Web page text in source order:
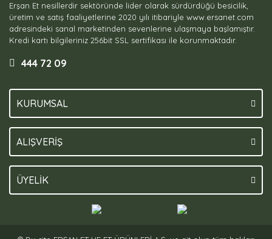
Erşan Et nesillerdir sektöründe lider olarak sürdürdüğü besicilik,
üretim ve satış faaliyetlerine 2020 yılı itibariyle www.ersanet.com
adresindeki sanal marketinden sevenlerine ulaşmaya başlamıştır.
Kredi kartı bilgileriniz 256bit SSL sertifikası ile korunmaktadır.
444 72 09
KURUMSAL
ALIŞVERİŞ
ÜYELİK